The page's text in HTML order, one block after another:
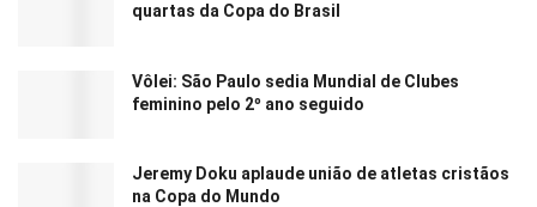
quartas da Copa do Brasil
Vôlei: São Paulo sedia Mundial de Clubes
feminino pelo 2º ano seguido
Jeremy Doku aplaude união de atletas cristãos
na Copa do Mundo